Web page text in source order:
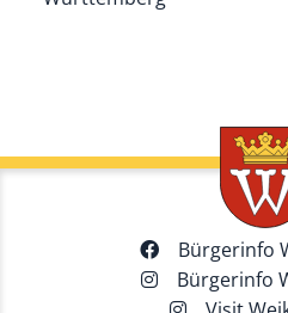
Bürgerinfo
Bürgerinfo